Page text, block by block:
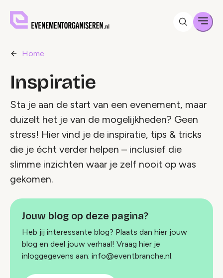
Home
Inspiratie
Sta je aan de start van een evenement, maar
duizelt het je van de mogelijkheden? Geen
stress! Hier vind je de inspiratie, tips & tricks
die je écht verder helpen – inclusief die
slimme inzichten waar je zelf nooit op was
gekomen.
Jouw blog op deze pagina?
Heb jij interessante blog? Plaats dan hier jouw
blog en deel jouw verhaal! Vraag hier je
inloggegevens aan: info@eventbranche.nl.